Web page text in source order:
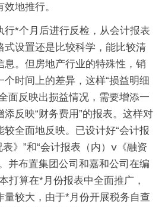
地推行。
行*个月后进行反检，从会计报表
式设置还是比较科学，能比较清
息。但房地产行业的特殊性，销
时间上的差异，这样“损益明细
面反映出损益情况，需要增添一
反映“财务费用”的报表。这样对
全面地反映。已设计好“会计报
》”和“会计报表（内）ⅴ《融资
并布置集团公司和嘉和公司在编
打算在*月份报表中全面推广，
量较大，由于*月份开展税务自查